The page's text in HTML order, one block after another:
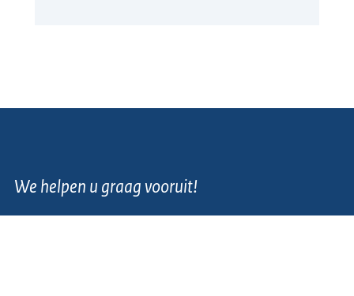
We helpen u graag vooruit!